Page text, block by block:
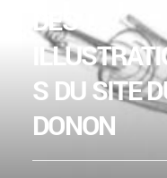
DES
S DU SITE
DONON